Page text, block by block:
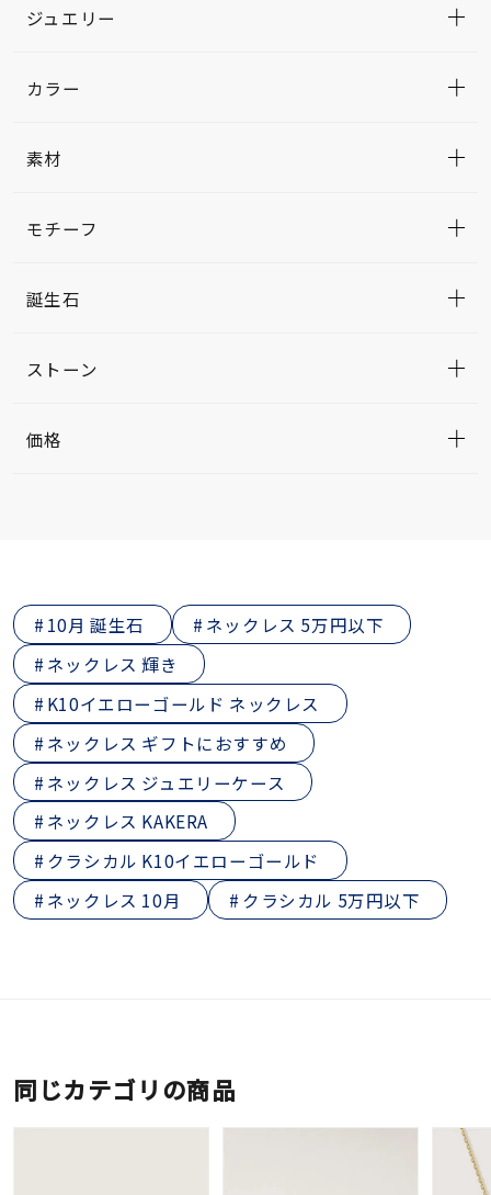
ジュエリー
カラー
素材
モチーフ
誕生石
ストーン
価格
10月 誕生石
ネックレス 5万円以下
ネックレス 輝き
K10イエローゴールド ネックレス
ネックレス ギフトにおすすめ
ネックレス ジュエリーケース
ネックレス KAKERA
クラシカル K10イエローゴールド
ネックレス 10月
クラシカル 5万円以下
同じカテゴリの商品